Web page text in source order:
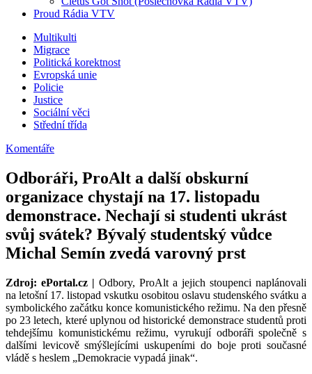
Proud Rádia VTV
Sub
menu
Multikulti
Migrace
Politická korektnost
Evropská unie
Policie
Justice
Sociální věci
Střední třída
Komentáře
Odboráři, ProAlt a další obskurní
organizace chystají na 17. listopadu
demonstrace. Nechají si studenti ukrást
svůj svátek? Bývalý studentský vůdce
Michal Semín zvedá varovný prst
Zdroj: ePortal.cz | Odbory, ProAlt a jejich stoupenci naplánovali
na letošní 17. listopad vskutku osobitou oslavu studenského svátku a
symbolického začátku konce komunistického režimu. Na den přesně
po 23 letech, které uplynou od historické demonstrace studentů proti
tehdejšímu komunistickému režimu, vyrukují odboráři společně s
dalšími levicově smýšlejícími uskupeními do boje proti současné
vládě s heslem „Demokracie vypadá jinak“.